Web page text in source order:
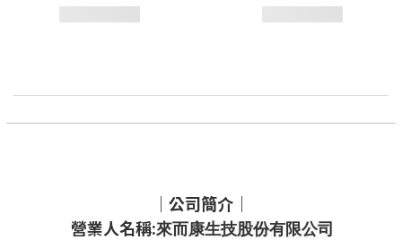
｜公司簡介｜
營業人名稱:來而康生技股份有限公司